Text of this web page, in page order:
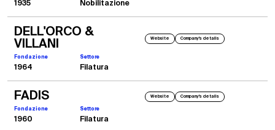
1935 Nobilitazione
DELL'ORCO &
VILLANI
Website Company's details
Fondazione Settore
1964 Filatura
FADIS Website Company's details
Fondazione Settore
1960 Filatura